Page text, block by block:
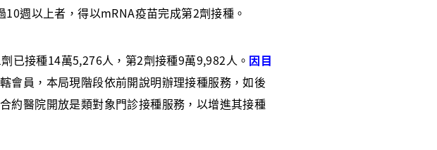
週以上者，得以mRNA疫苗完成第2劑接種。
已接種14萬5,276人，第2劑接種9萬9,982人。 因目
會員，本局現階段依前開說明辦理接種服務，如後
約醫院開放是類對象門診接種服務，以增進其接種